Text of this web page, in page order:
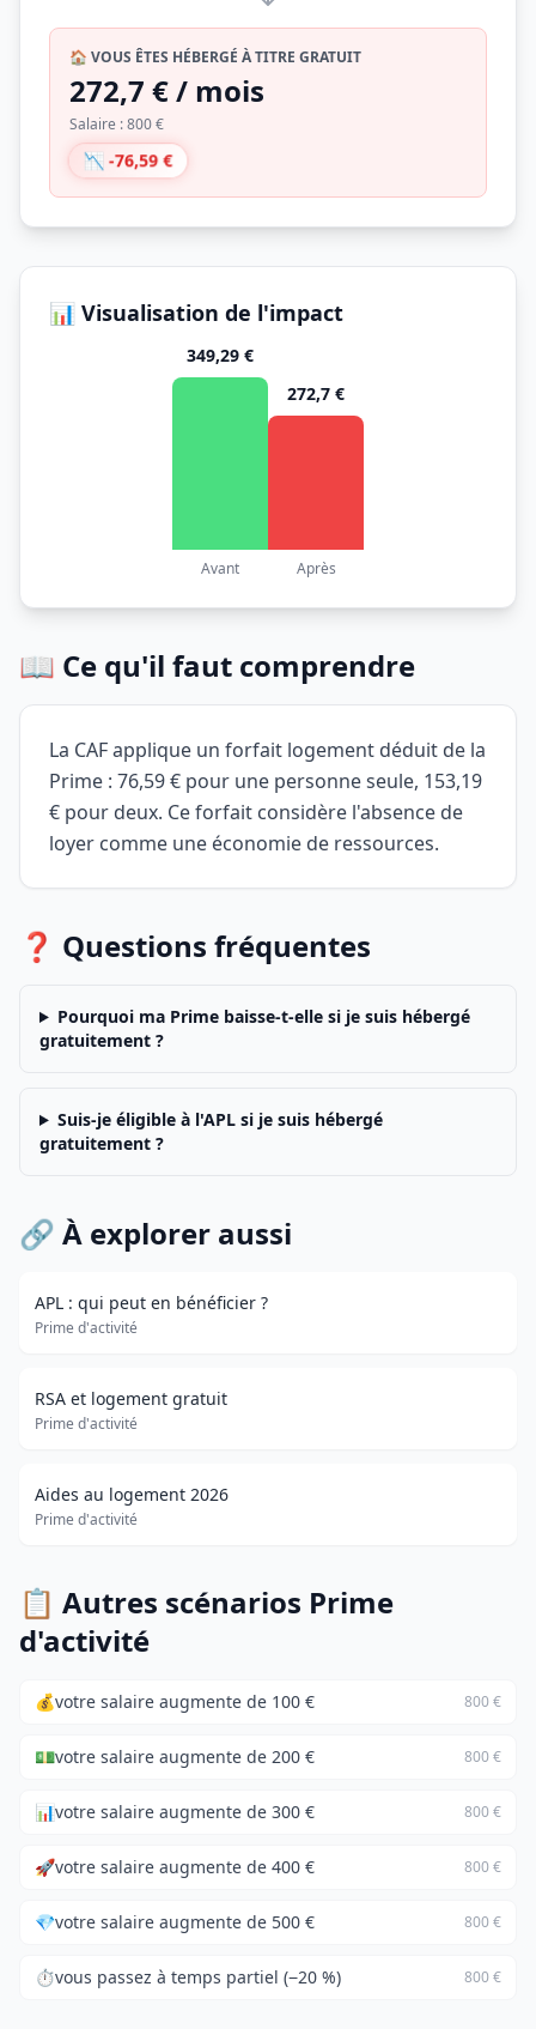
🏠 VOUS ÊTES HÉBERGÉ À TITRE GRATUIT
272,7 € / mois
Salaire : 800 €
📉 -76,59 €
📊 Visualisation de l'impact
349,29 €
Avant
272,7 €
Après
📖 Ce qu'il faut comprendre
La CAF applique un forfait logement déduit de la
Prime : 76,59 € pour une personne seule, 153,19
€ pour deux. Ce forfait considère l'absence de
loyer comme une économie de ressources.
❓ Questions fréquentes
Pourquoi ma Prime baisse-t-elle si je suis hébergé
gratuitement ?
Suis-je éligible à l'APL si je suis hébergé
gratuitement ?
🔗 À explorer aussi
APL : qui peut en bénéficier ?
Prime d'activité
RSA et logement gratuit
Prime d'activité
Aides au logement 2026
Prime d'activité
📋 Autres scénarios Prime
d'activité
💰votre salaire augmente de 100 € 800 €
💵votre salaire augmente de 200 € 800 €
📊votre salaire augmente de 300 € 800 €
🚀votre salaire augmente de 400 € 800 €
💎votre salaire augmente de 500 € 800 €
⏱️vous passez à temps partiel (−20 %) 800 €